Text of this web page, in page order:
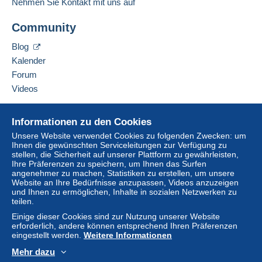
Erfüllen Sie eine der folgenden Bedingungen:
ab einem Kauf in Höhe von 150,00 €.
Diese Zone enthältein Land.
Versandoption
Zahlung per:
Brief (Standardformat/Kleinbrief)
Brief mit Sendungsverfolgung
(Standardformat/Kleinbrief)
Um auf die Lieferinformationen
zugreifen zu können, müssen Sie
Mitglied sein und sich einloggen.
Einlogg
Anmeld
Mondial Collection
13 CHEMIN DE TORREILLES
66510
Diesen Verkäufer zu meiner schwarzen Liste
Informationen zu den Cookies
Unsere Website verwendet Cookies zu folgenden Zwecken: um
Ihnen die gewünschten Serviceleitungen zur Verfügung zu
stellen, die Sicherheit auf unserer Plattform zu gewährleisten,
Ihre Präferenzen zu speichern, um Ihnen das Surfen
angenehmer zu machen, Statistiken zu erstellen, um unsere
Website an Ihre Bedürfnisse anzupassen, Videos anzuzeigen
und Ihnen zu ermöglichen, Inhalte in sozialen Netzwerken zu
teilen.
Einige dieser Cookies sind zur Nutzung unserer Website
erforderlich, andere können entsprechend Ihren Präferenzen
eingestellt werden. Weitere Informationen
Mehr dazu
Community
Blog
Kalender
Forum
Videos
Online-Hilfe
Auf Delcampe kaufen
Auf Delcampe verkaufen
Eine sichere Website